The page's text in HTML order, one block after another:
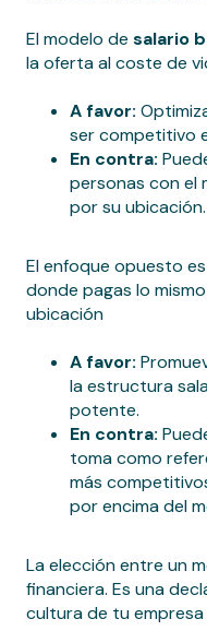
El modelo de salario
la oferta al coste de
A favor:
ser competitivo
En contra:
personas con el
por su ubicación.
El enfoque opuesto
donde pagas lo
ubicación
A favor:
la estructura
potente.
En contra:
toma como
más
por encima del
La elección entre un
financiera. Es una
cultura de tu